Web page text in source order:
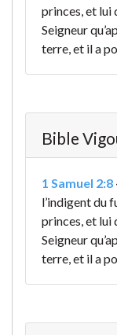
princes, et lui
Seigneur
terre, et il a
Bible
1 Samuel 2:8
l’indigent du
princes, et lui
Seigneur
terre, et il a